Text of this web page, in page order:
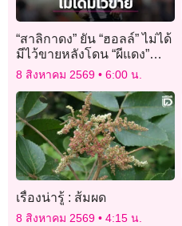
“สาลิกาดง” ยัน “ฮอลล์” ไม่ได้
มีไว้ขายหลังโดน “ผีแดง”
ตามจีบ
8 สิงหาคม 2569 6:00 น.
เรื่องน่ารู้ : ส้มผด
8 สิงหาคม 2569 4:15 น.